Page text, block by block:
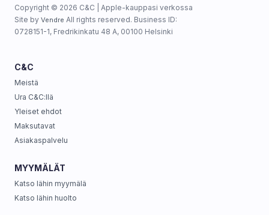
Copyright © 2026 C&C | Apple-kauppasi verkossa
Site by Vendre All rights reserved. Business ID:
0728151-1, Fredrikinkatu 48 A, 00100 Helsinki
C&C
Meistä
Ura C&C:llä
Yleiset ehdot
Maksutavat
Asiakaspalvelu
MYYMÄLÄT
Katso lähin myymälä
Katso lähin huolto